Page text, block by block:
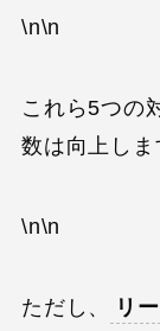
\n\n
これら5つの
数は向上しま
\n\n
ただし、
リ